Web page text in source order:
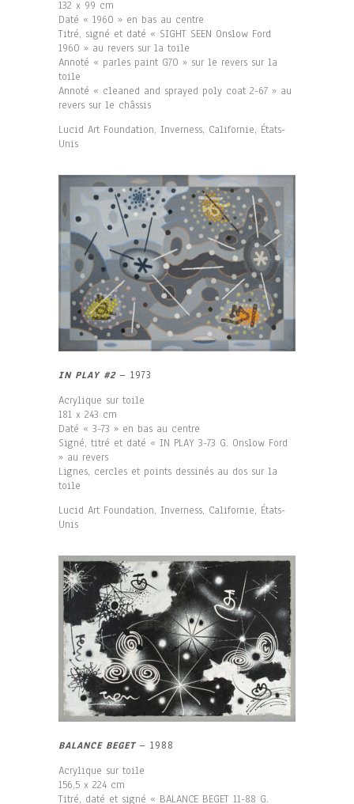
132 x 99 cm
Daté « 1960 » en bas au centre
Titré, signé et daté « SIGHT SEEN Onslow Ford
1960 » au revers sur la toile
Annoté « parles paint G70 » sur le revers sur la
toile
Annoté « cleaned and sprayed poly coat 2-67 » au
revers sur le châssis
Lucid Art Foundation, Inverness, Californie, États-
Unis
IN PLAY #2 – 1973
Acrylique sur toile
181 x 243 cm
Daté « 3-73 » en bas au centre
Signé, titré et daté « IN PLAY 3-73 G. Onslow Ford
» au revers
Lignes, cercles et points dessinés au dos sur la
toile
Lucid Art Foundation, Inverness, Californie, États-
Unis
BALANCE BEGET– 1988
Acrylique sur toile
156,5 x 224 cm
Titré, daté et signé « BALANCE BEGET 11-88 G.